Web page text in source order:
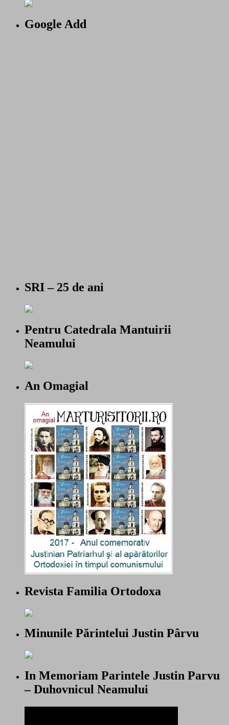
Google Add
SRI – 25 de ani
Pentru Catedrala Mantuirii
Neamului
An Omagial
Revista Familia Ortodoxa
Minunile Părintelui Justin Pârvu
In Memoriam Parintele Justin Parvu
– Duhovnicul Neamului